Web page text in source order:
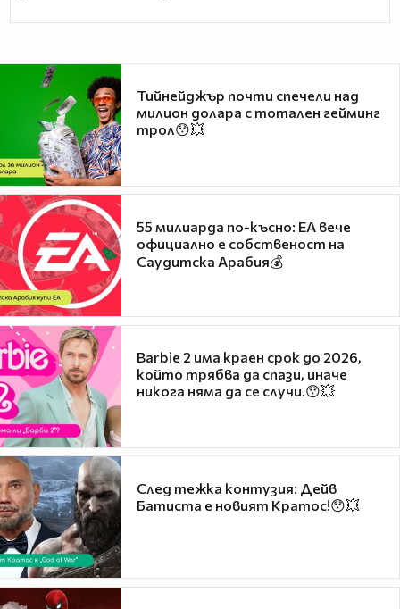
Тийнейджър почти спечели над
милион долара с тотален гейминг
трол😯💥
55 милиарда по-късно: EA вече
официално е собственост на
Саудитска Арабия💰
Barbie 2 има краен срок до 2026,
който трябва да спази, иначе
никога няма да се случи.😯💥
След тежка контузия: Дейв
Батиста е новият Кратос!😯💥